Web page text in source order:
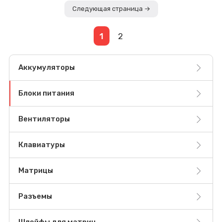
Следующая страница →
1 2
Аккумуляторы
Блоки питания
Вентиляторы
Клавиатуры
Матрицы
Разъемы